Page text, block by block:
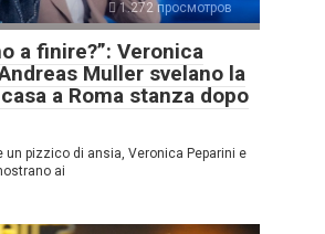
1.272 просмотров
a finire?”: Veronica
Muller svelano la
a Roma stanza dopo
un pizzico di ansia, Veronica Peparini e
ai